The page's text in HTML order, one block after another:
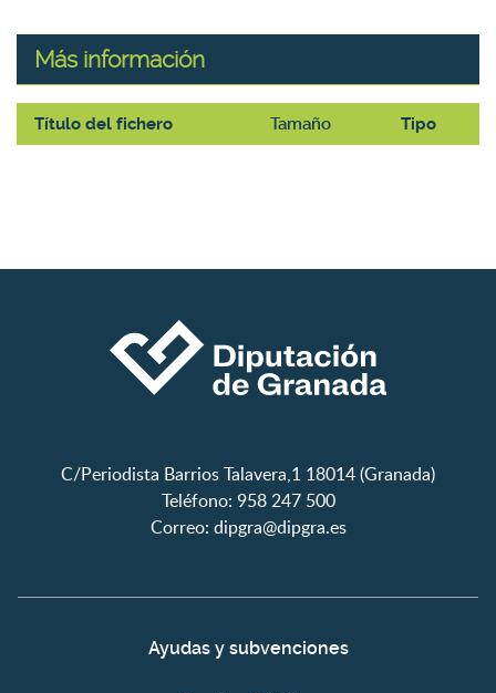
Más información
Título del fichero Tamaño Tipo
C/Periodista Barrios Talavera,1 18014 (Granada)
Teléfono: 958 247 500
Correo: dipgra@dipgra.es
Ayudas y subvenciones